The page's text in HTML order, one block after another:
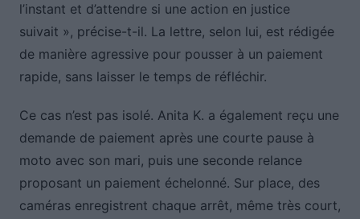
l’instant et d’attendre si une action en justice
suivait », précise-t-il. La lettre, selon lui, est rédigée
de manière agressive pour pousser à un paiement
rapide, sans laisser le temps de réfléchir.
Ce cas n’est pas isolé. Anita K. a également reçu une
demande de paiement après une courte pause à
moto avec son mari, puis une seconde relance
proposant un paiement échelonné. Sur place, des
caméras enregistrent chaque arrêt, même très court,